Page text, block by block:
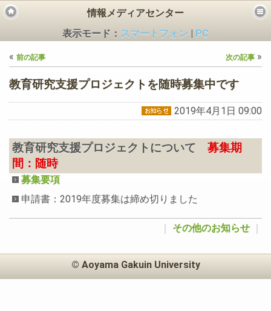
ス
情報メディアセンター
表示モード： スマートフォン
PC
« 前の記事 次の記事 »
教育研究支援プロジェクトを随時募集中です
2019年4月1日 09:00
教育研究支援プロジェクトについて 募集期
間：随時
募集要項
申請書：2019年度募集は締め切りました
その他のお知らせ
© Aoyama Gakuin University